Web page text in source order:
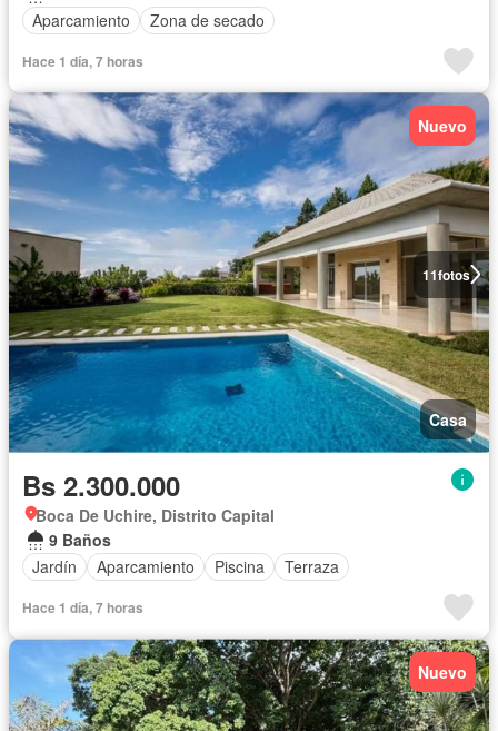
Aparcamiento
Zona de secado
Hace 1 día, 7 horas
11fotos
Nuevo
Casa
Bs 2.300.000
Boca De Uchire, Distrito Capital
9 Baños
Jardín
Aparcamiento Piscina Terraza
Hace 1 día, 7 horas
Nuevo